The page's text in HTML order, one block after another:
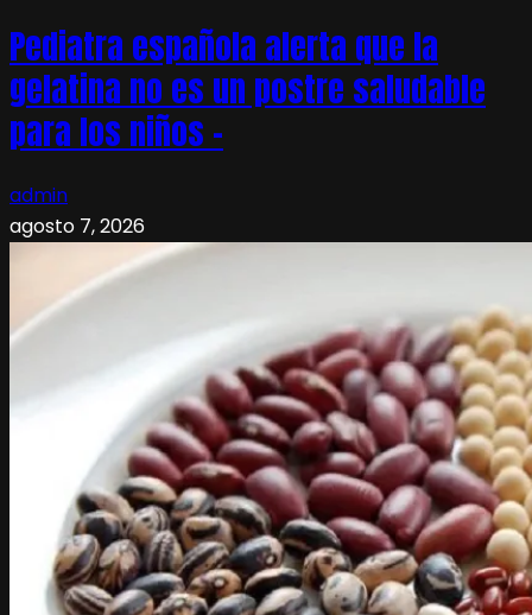
Pediatra española alerta que la
gelatina no es un postre saludable
para los niños –
admin
agosto 7, 2026